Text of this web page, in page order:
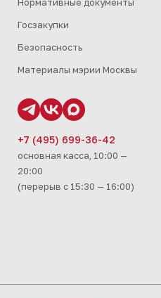
Нормативные документы
Госзакупки
Безопасность
Материалы мэрии Москвы
+7 (495) 699-36-42
основная касса, 10:00 —
20:00
(перерыв с 15:30 — 16:00)